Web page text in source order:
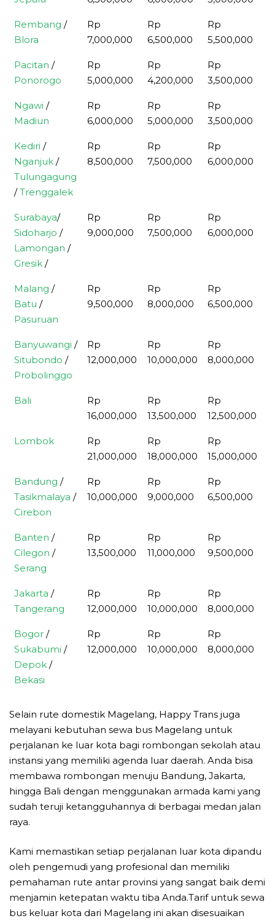
Rembang /
Blora
Rp
7,000,000
Rp
6,500,000
Rp
5,500,000
Pacitan /
Ponorogo
Rp
5,000,000
Rp
4,200,000
Rp
3,500,000
Ngawi /
Madiun
Rp
6,000,000
Rp
5,000,000
Rp
3,500,000
Kediri /
Nganjuk /
Tulungagung
/Trenggalek
Rp
8,500,000
Rp
7,500,000
Rp
6,000,000
Surabaya/
Sidoharjo /
Lamongan /
Gresik /
Rp
9,000,000
Rp
7,500,000
Rp
6,000,000
Malang /
Batu /
Pasuruan
Rp
9,500,000
Rp
8,000,000
Rp
6,500,000
Banyuwangi /
Situbondo /
Probolinggo
Rp
12,000,000
Rp
10,000,000
Rp
8,000,000
Bali
Rp
16,000,000
Rp
13,500,000
Rp
12,500,000
Lombok
Rp
21,000,000
Rp
18,000,000
Rp
15,000,000
Bandung /
Tasikmalaya /
Cirebon
Rp
10,000,000
Rp
9,000,000
Rp
6,500,000
Banten /
Cilegon /
Serang
Rp
13,500,000
Rp
11,000,000
Rp
9,500,000
Jakarta /
Tangerang
Rp
12,000,000
Rp
10,000,000
Rp
8,000,000
Bogor /
Sukabumi /
Depok /
Bekasi
Rp
12,000,000
Rp
10,000,000
Rp
8,000,000
Selain rute domestik Magelang, Happy Trans juga
melayani kebutuhan sewa bus Magelang untuk
perjalanan ke luar kota bagi rombongan sekolah atau
instansi yang memiliki agenda luar daerah. Anda bisa
membawa rombongan menuju Bandung, Jakarta,
hingga Bali dengan menggunakan armada kami yang
sudah teruji ketangguhannya di berbagai medan jalan
raya.
Kami memastikan setiap perjalanan luar kota dipandu
oleh pengemudi yang profesional dan memiliki
pemahaman rute antar provinsi yang sangat baik demi
menjamin ketepatan waktu tiba Anda.Tarif untuk sewa
bus keluar kota dari Magelang ini akan disesuaikan